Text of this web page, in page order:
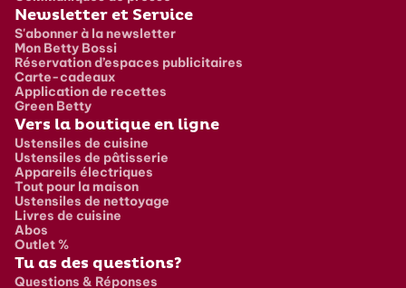
Newsletter et Service
S'abonner à la newsletter
Mon Betty Bossi
Réservation d’espaces publicitaires
Carte-cadeaux
Application de recettes
Green Betty
Vers la boutique en ligne
Ustensiles de cuisine
Ustensiles de pâtisserie
Appareils électriques
Tout pour la maison
Ustensiles de nettoyage
Livres de cuisine
Abos
Outlet %
Tu as des questions?
Questions & Réponses